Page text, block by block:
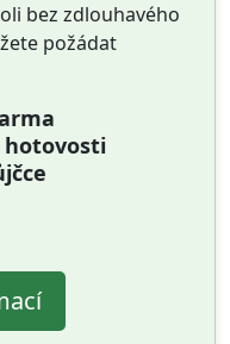
bez zdlouhavého
požádat
hotovosti